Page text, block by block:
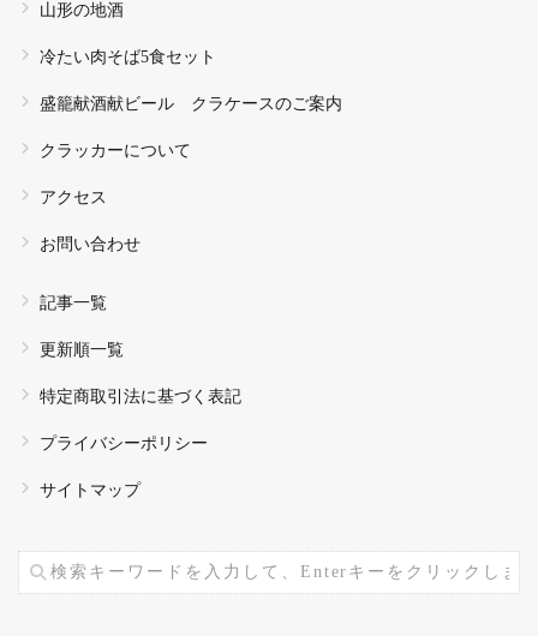
山形の地酒
冷たい肉そば5食セット
盛籠献酒献ビール クラケースのご案内
クラッカーについて
アクセス
お問い合わせ
記事一覧
更新順一覧
特定商取引法に基づく表記
プライバシーポリシー
サイトマップ